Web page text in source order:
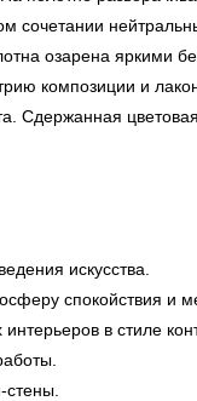
сочетании
озарена
композиции и
Сдержанная
искусства.
спокойствия и
в стиле